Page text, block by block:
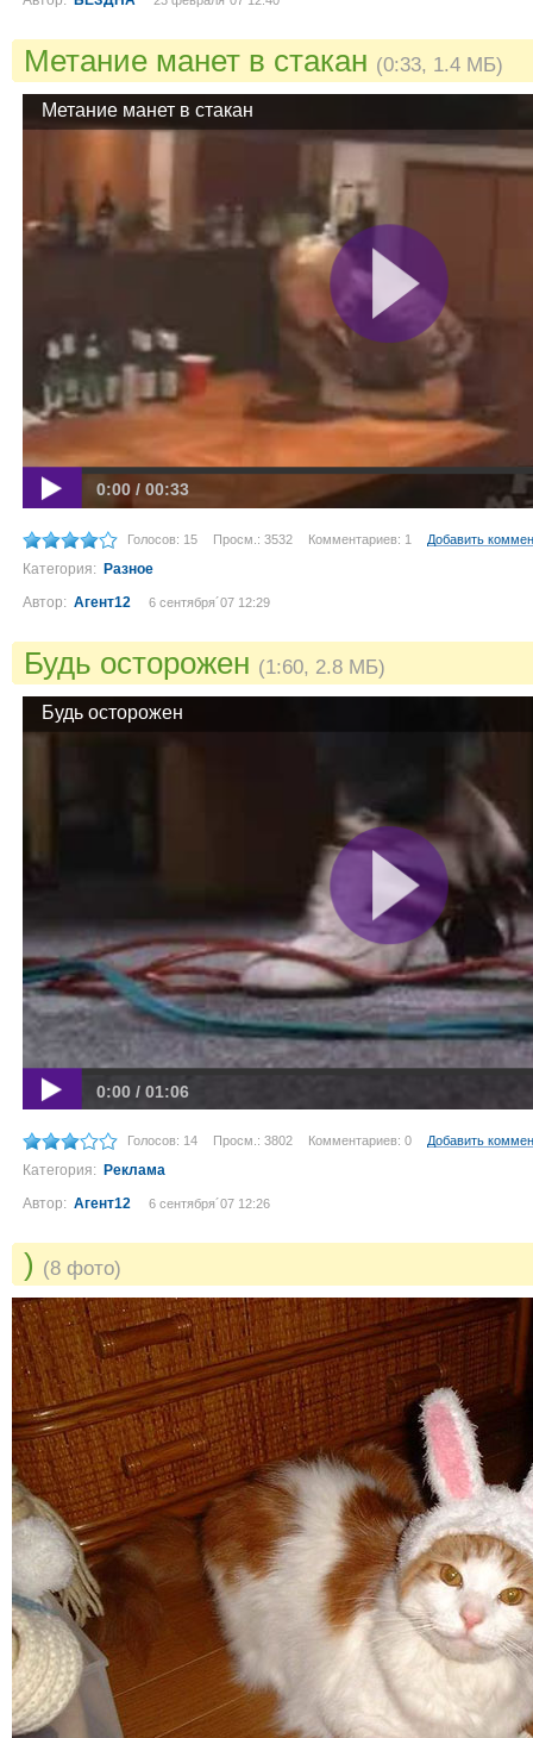
Метание манет в стакан (0:33, 1.4 МБ)
Метание манет в стакан
0:00 / 00:33
Голосов: 15 Просм.: 3532 Комментариев: 1 Добавить
Категория: Разное
Автор: Агент12 6 сентября´07 12:29
Будь осторожен (1:60, 2.8 МБ)
Будь осторожен
0:00 / 01:06
Голосов: 14 Просм.: 3802 Комментариев: 0 Добавить
Категория: Реклама
Автор: Агент12 6 сентября´07 12:26
) (8 фото)